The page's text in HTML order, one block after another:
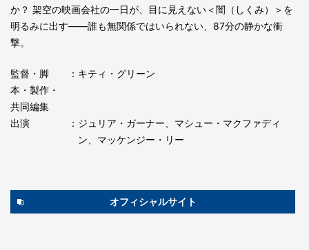
か？ 架空の映画会社の一日が、目に見えない＜闇（しくみ）＞を
明るみに出す――誰も無関係ではいられない、87分の静かな衝
撃。
監督・脚
本・製作・
共同編集
：キティ・グリーン
出演
：ジュリア・ガーナー、マシュー・マクファディ
ン、マッケンジー・リー
オフィシャルサイト